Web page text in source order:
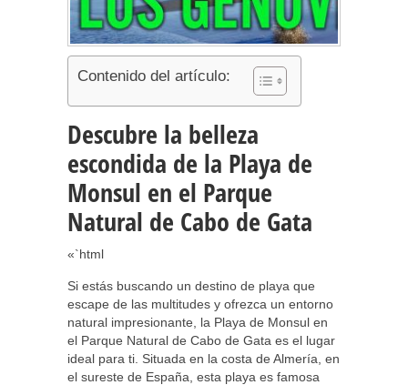
Contenido del artículo:
Descubre la belleza
escondida de la Playa de
Monsul en el Parque
Natural de Cabo de Gata
«`html
Si estás buscando un destino de playa que
escape de las multitudes y ofrezca un entorno
natural impresionante, la Playa de Monsul en
el Parque Natural de Cabo de Gata es el lugar
ideal para ti. Situada en la costa de Almería, en
el sureste de España, esta playa es famosa